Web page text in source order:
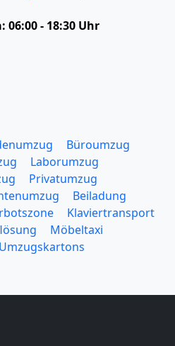
06:00 - 18:30 Uhr
Büroumzug
Laborumzug
Privatumzug
Beiladung
Klaviertransport
Möbeltaxi
Umzugskartons